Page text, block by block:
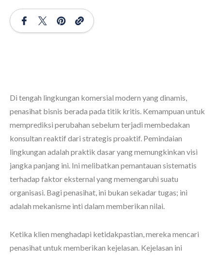
Di tengah lingkungan komersial modern yang dinamis,
penasihat bisnis berada pada titik kritis. Kemampuan untuk
memprediksi perubahan sebelum terjadi membedakan
konsultan reaktif dari strategis proaktif. Pemindaian
lingkungan adalah praktik dasar yang memungkinkan visi
jangka panjang ini. Ini melibatkan pemantauan sistematis
terhadap faktor eksternal yang memengaruhi suatu
organisasi. Bagi penasihat, ini bukan sekadar tugas; ini
adalah mekanisme inti dalam memberikan nilai.
Ketika klien menghadapi ketidakpastian, mereka mencari
penasihat untuk memberikan kejelasan. Kejelasan ini